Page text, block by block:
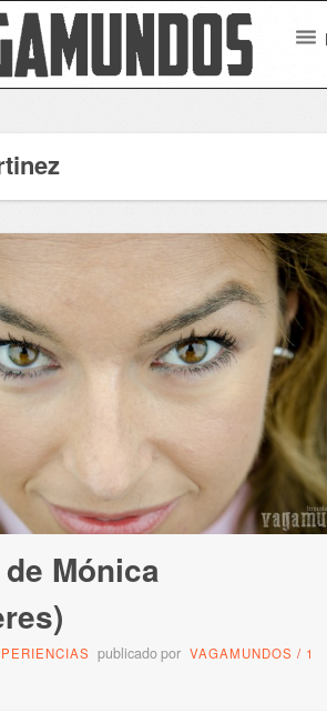
Mónica
publicado por VAGAMUNDOS / 1